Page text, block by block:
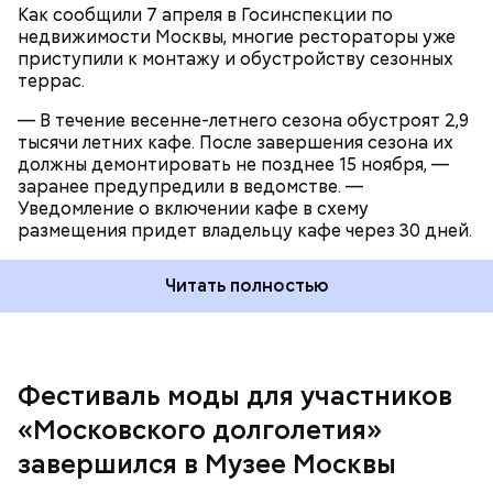
Как сообщили 7 апреля в Госинспекции по
недвижимости Москвы, многие рестораторы уже
приступили к монтажу и обустройству сезонных
террас.
— В течение весенне-летнего сезона обустроят 2,9
тысячи летних кафе. После завершения сезона их
должны демонтировать не позднее 15 ноября, —
заранее предупредили в ведомстве. —
Уведомление о включении кафе в схему
размещения придет владельцу кафе через 30 дней.
Читать полностью
Фестиваль моды для участников
«Московского долголетия»
завершился в Музее Москвы
— Хочется получить консультации специалистов по
макияжу, образу, прическе, — продолжает
женщина. — Силы и желания постигать новое у
меня есть, главное, чтобы времени хватило,
программа фестиваля очень насыщенная.
временный, и бизнесмен сможет развиться и
создать собственную сеть. А случится это или нет,
уже определяется амбициями предпринимателя.